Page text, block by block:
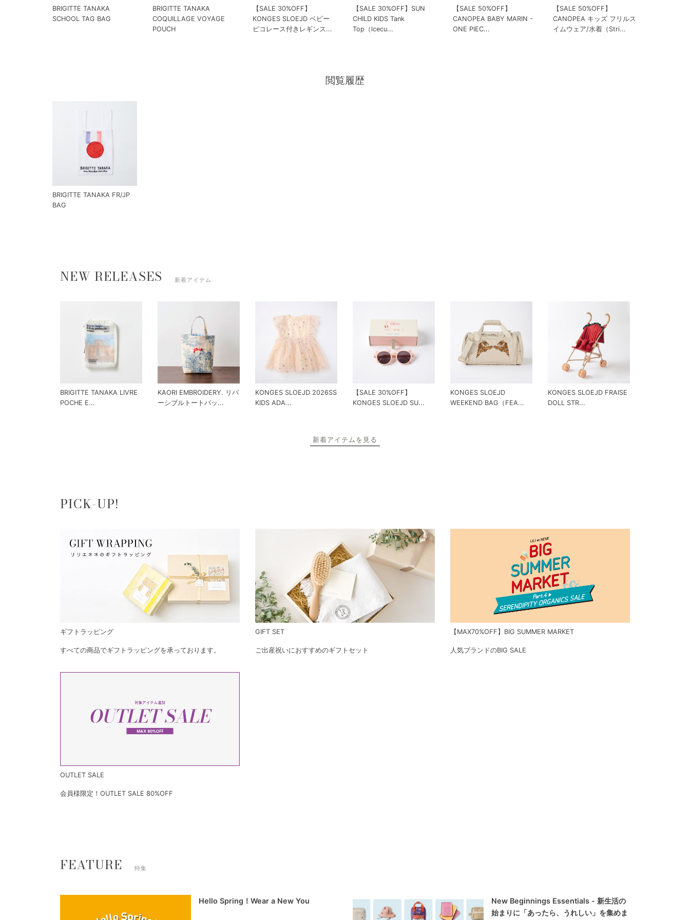
BRIGITTE TANAKA
SCHOOL TAG BAG
BRIGITTE TANAKA
COQUILLAGE VOYAGE
POUCH
【SALE 30%OFF】
KONGES SLOEJD ベビー
ピコレース付きレギンス...
【SALE 30%OFF】SUN
CHILD KIDS Tank
Top（lcecu...
【SALE 50%OFF】
CANOPEA BABY MARIN -
ONE PIEC...
【SALE 50%OFF】
CANOPEA キッズ フリルス
イムウェア/水着（Stri...
閲覧履歴
BRIGITTE TANAKA FR/JP
BAG
NEW RELEASES 新着アイテム
BRIGITTE TANAKA LIVRE
POCHE E...
KAORI EMBROIDERY. リバ
ーシブルトートバッ...
KONGES SLOEJD 2026SS
KIDS ADA...
【SALE 30%OFF】
KONGES SLOEJD SU...
KONGES SLOEJD
WEEKEND BAG（FEA...
KONGES SLOEJD FRAISE
DOLL STR...
新着アイテムを見る
PICK-UP!
ギフトラッピング
すべての商品でギフトラッピングを承っております。
GIFT SET
ご出産祝いにおすすめのギフトセット
【MAX70%OFF】BIG SUMMER MARKET
人気ブランドのBIG SALE
OUTLET SALE
会員様限定！OUTLET SALE 80%OFF
FEATURE 特集
Hello Spring！Wear a New You
New Beginnings Essentials - 新生活の
始まりに「あったら、うれしい」を集めま